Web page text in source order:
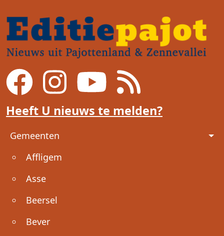
Heeft U nieuws te melden?
Voet
Gemeenten
Affligem
Asse
Beersel
Bever